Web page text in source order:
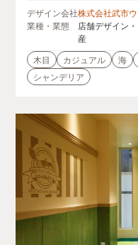
デザイン会社株式会社武市
業種・業態
店舗デザイン
産
木目
カジュアル 海
シャンデリア